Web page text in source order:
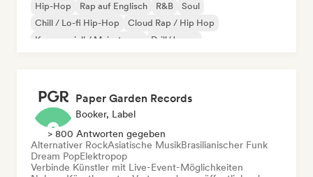
Hip-Hop Rap auf Englisch R&B
Soul
Chill / Lo-fi Hip-Hop
Cloud Rap / Hip Hop
Kommerziell / Mainstream
Drill/Jersey
Paper Garden Records
Booker, Label
> 800 Antworten gegeben
Alternativer RockAsiatische MusikBrasilianischer Funk
Dream PopElektropop
Verbinde Künstler mit Live-Event-Möglichkeiten